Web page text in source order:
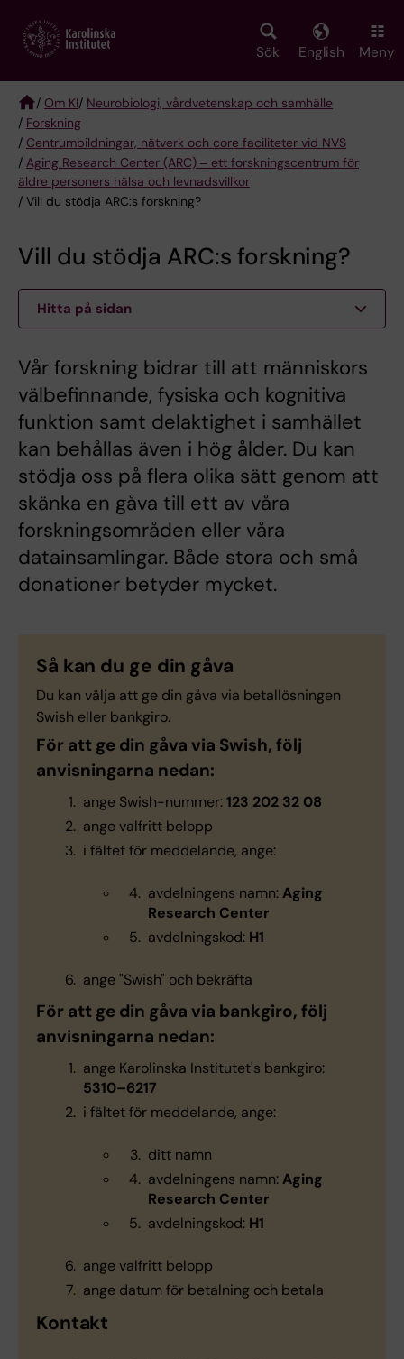
main
Sök English Meny
Breadcrumb
/ Om KI/ Neurobiologi, vårdvetenskap och samhälle
/ Forskning
/ Centrumbildningar, nätverk och core faciliteter vid NVS
/ Aging Research Center (ARC) ‒ ett forskningscentrum för
äldre personers hälsa och levnadsvillkor
/ Vill du stödja ARC:s forskning?
Vill du stödja ARC:s forskning?
Hitta på sidan
Vår forskning bidrar till att människors
välbefinnande, fysiska och kognitiva
funktion samt delaktighet i samhället
kan behållas även i hög ålder. Du kan
stödja oss på flera olika sätt genom att
skänka en gåva till ett av våra
forskningsområden eller våra
datainsamlingar. Både stora och små
donationer betyder mycket.
Så kan du ge din gåva
Du kan välja att ge din gåva via betallösningen
Swish eller bankgiro.
För att ge din gåva via Swish, följ
anvisningarna nedan:
ange Swish-nummer:123 202 32 08
ange valfritt belopp
i fältet för meddelande, ange:
avdelningens namn:Aging
Research Center
avdelningskod: H1
ange "Swish" och bekräfta
För att ge din gåva via bankgiro, följ
anvisningarna nedan:
ange Karolinska Institutet's bankgiro:
5310–6217
i fältet för meddelande, ange:
ditt namn
avdelningens namn:Aging
Research Center
avdelningskod: H1
ange valfritt belopp
ange datum för betalning och betala
Kontakt